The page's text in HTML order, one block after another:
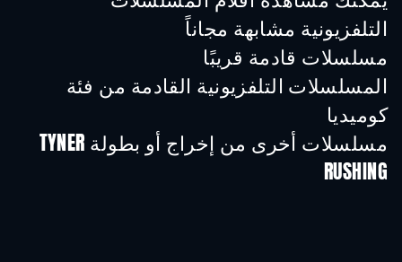
التلفزيونية مشابهة مجاناً
مسلسلات قادمة قريبًا
تلفزيون
المسلسلات التلفزيونية القادمة من فئة
كوميديا
مسلسلات أخرى من إخراج أو بطولة TYNER
RUSHING